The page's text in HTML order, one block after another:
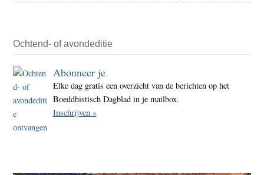
van
Ochtend- of avondeditie
Abonneer je
Elke dag gratis een overzicht van de berichten op het
Boeddhistisch Dagblad in je mailbox.
Inschrijven »